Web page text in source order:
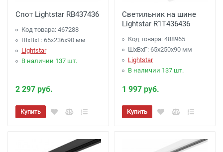
Спот Lightstar RB437436
Код товара: 467288
ШхВхГ: 65x236x90 мм
Lightstar
В наличии 137 шт.
2 297 руб.
Купить
Светильник на шине
Lightstar R1T436436
Код товара: 488965
ШхВхГ: 65x250x90 мм
Lightstar
В наличии 137 шт.
1 997 руб.
Купить